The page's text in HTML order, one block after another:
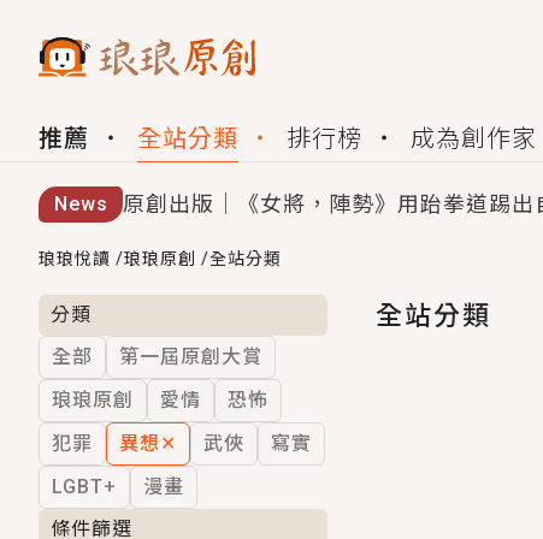
推薦 全站分類 排行榜 成為創作家
News 原創出版｜《女將，陣勢》用跆拳道踢
創,作家招募｜華文小說創作首選！有機
小編心動書單｜《離婚你提的，二婚嫁
GL｜《夏日與檸檬與重疊世界》炎熱的
BL｜《費洛蒙中毒》救命！特殊費洛蒙
OMG你嚇到我了｜《陰陽鬼店》上班族
言情｜《國語推行員》每個人心中都有
琅琅悅讀 /琅琅原創 /全站分類
分類
全部
第一屆原創大賞
琅琅原創
愛情
恐怖
犯罪
異想 ✕ 武俠
寫實
LGBT+
漫畫
條件篩選
全站分類